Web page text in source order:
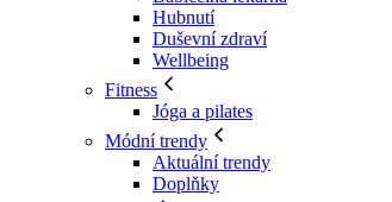
Hubnutí
Duševní zdraví
Wellbeing
Fitness
Jóga a pilates
Módní trendy
Aktuální trendy
Doplňky